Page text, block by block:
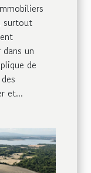
surtout
un
de
et...